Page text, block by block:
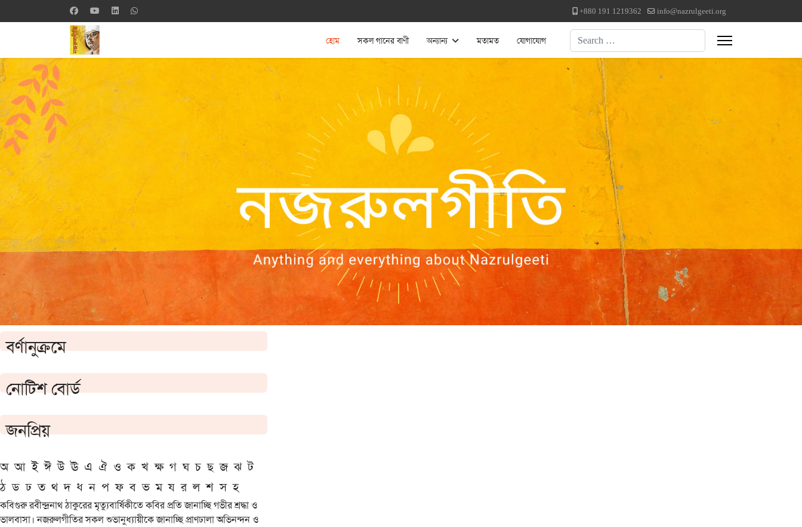
+880 191 1219362 info@nazrulgeeti.org
হোম সকল গানের বাণী অন্যান্য মতামত যোগাযোগ Search
বর্ণানুক্রমে
নোটিশ বোর্ড
জনপ্রিয়
অ আ ই ঈ উ ঊ এ ঐ ও ক খ ক্ষ গ ঘ চ ছ জ ঝ ট
ঠ ড ঢ ত থ দ ধ ন প ফ ব ভ ম য র ল শ স হ
কবিগুরু রবীন্দ্রনাথ ঠাকুরের মৃত্যুবার্ষিকীতে কবির প্রতি জানাচ্ছি গভীর শ্রদ্ধা ও
ভালবাসা। নজরুলগীতির সকল শুভানুধ্যায়ীকে জানাচ্ছি প্রাণঢালা অভিনন্দন ও